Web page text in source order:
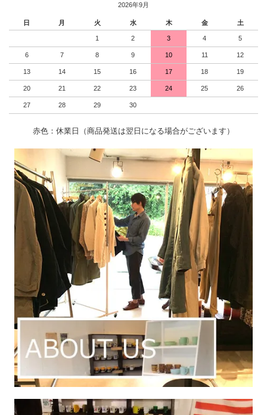
2026年9月
日 月 火 水 木 金 土
1 2 3 4 5
6 7 8 9 10 11 12
13 14 15 16 17 18 19
20 21 22 23 24 25 26
27 28 29 30
赤色：休業日（商品発送は翌日になる場合がございます）